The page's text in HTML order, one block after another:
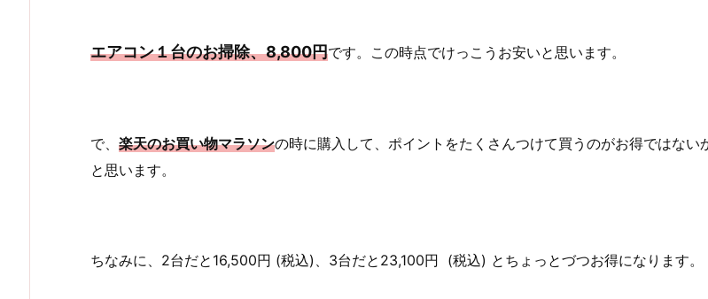
エアコン１台のお掃除、8,800円です。この時点でけっこうお安いと思います。
で、 楽天のお買い物マラソンの時に購入して、ポイントをたくさんつけて買うのがお得ではない
と思います。
ちなみに、2台だと16,500円 (税込)、3台だと23,100円 (税込) とちょっとづつお得になります。